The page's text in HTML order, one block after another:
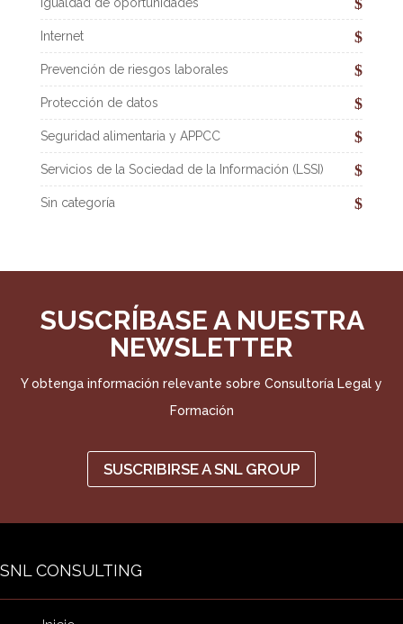
Internet
Prevención de riesgos laborales
Protección de datos
Seguridad alimentaria y APPCC
Servicios de la Sociedad de la Información (LSSI)
Sin categoría
SUSCRÍBASE A NUESTRA
NEWSLETTER
Y obtenga información relevante sobre Consultoría Legal y
Formación
SUSCRIBIRSE A SNL GROUP
SNL CONSULTING